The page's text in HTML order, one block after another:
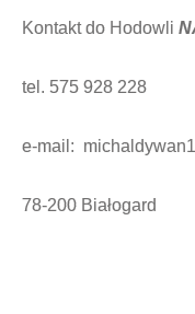
Kontakt do Hodowli
tel. 575 928 228
e-mail:
78-200 Białogard